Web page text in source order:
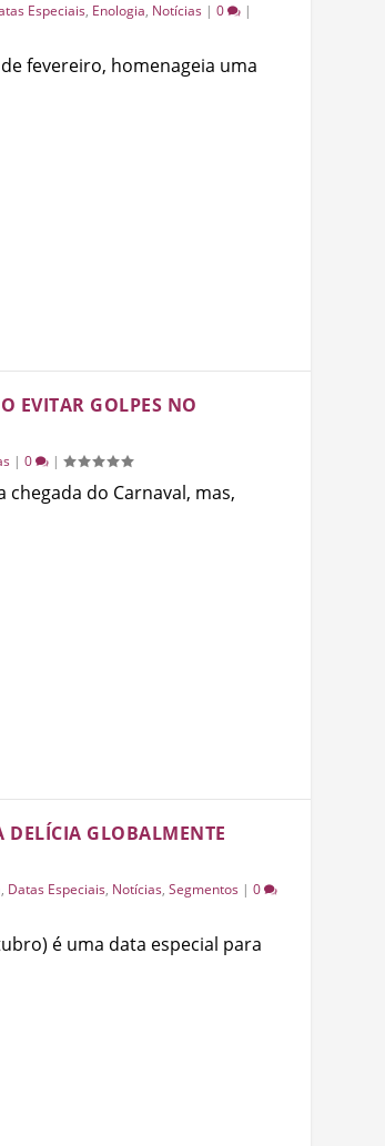
Especiais, Enologia, Notícias | 0 |
fevereiro, homenageia uma
EVITAR GOLPES NO
| 0 |
do Carnaval, mas,
GLOBALMENTE
, Datas Especiais, Notícias, Segmentos | 0
é uma data especial para